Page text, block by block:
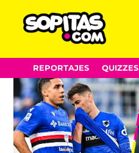
content
REPORTAJES QUIZZES
Sampdoria